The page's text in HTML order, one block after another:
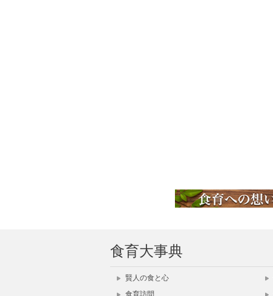
食育大事典
賢人の食と心